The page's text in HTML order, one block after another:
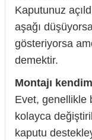
Kaputunuz
aşağı
gösteriyorsa
demektir.
Montajı
Evet, genellikle
kolayca
kaputu